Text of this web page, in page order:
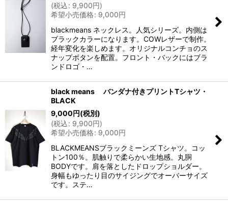
(税込: 9,900円)
希望小売価格: 9,000円
blackmeans ネックレス。人気シリーズ。内側は
ブラックカラーになります。COWレザーで制作。
経年変化を楽しめます。オリジナルコンチョのス
ナップボタンを配置。フロント・バックにはブラ
ンドロゴ・…
black means バンダナ付きプリントTシャツ・
BLACK
9,000円(税別)
(税込: 9,900円)
希望小売価格: 9,000円
BLACKMEANSブラックミーンズ Tシャツ。コッ
トン100％。肌触りで柔らかい生地感。丸胴
BODYです。肩を落としたドロップショルダー。
身幅もゆったり目のサイジングでオーバーサイズ
です。ステ…